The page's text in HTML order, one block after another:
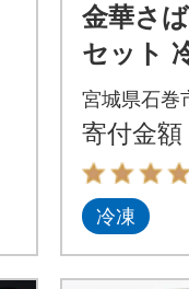
金華さ
セット
骨取り
刺身 小
供 惣菜
宮城県石巻
寄付金額
冷凍